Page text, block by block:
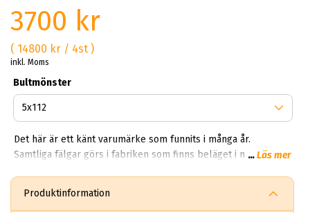
3700 kr
( 14800 kr / 4st )
inkl. Moms
Bultmönster
Det här är ett känt varumärke som funnits i många år.
Samtliga fälgar görs i fabriken som finns beläget i norra
molekyler. Deras lättmetallfälgar utsätts för en fosfo
...Läs mer
Produktinformation